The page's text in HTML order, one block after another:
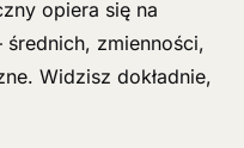
opiera się na
zmienności,
Widzisz dokładnie,